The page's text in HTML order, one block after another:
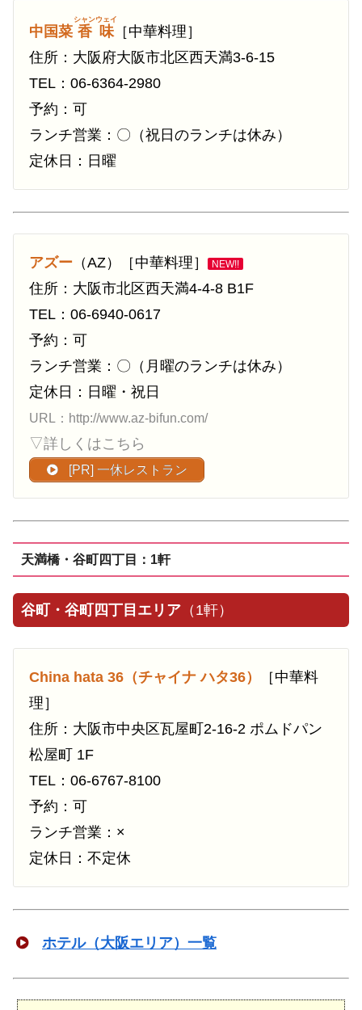
中国菜 香味
シャンウェイ
［中華料理］
住所：大阪府大阪市北区西天満3-6-15
TEL：06-6364-2980
予約：可
ランチ営業：〇（祝日のランチは休み）
定休日：日曜
アズー （AZ）［中華料理］ NEW!!
住所：大阪市北区西天満4-4-8 B1F
TEL：06-6940-0617
予約：可
ランチ営業：〇（月曜のランチは休み）
定休日：日曜・祝日
URL：http://www.az-bifun.com/
▽詳しくはこちら
[PR] 一休レストラン
天満橋・谷町四丁目：1軒
谷町・谷町四丁目エリア （1軒）
China hata 36（チャイナ ハタ36）
［中華料
理］
住所：大阪市中央区瓦屋町2-16-2 ポムドパン
松屋町 1F
TEL：06-6767-8100
予約：可
ランチ営業：×
定休日：不定休
ホテル（大阪エリア）一覧